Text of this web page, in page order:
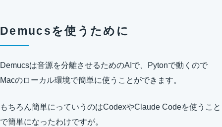
Demucsを使うために
Demucsは音源を分離させるためのAIで、Pytonで動くので
Macのローカル環境で簡単に使うことができます。
もちろん簡単にっていうのはCodexやClaude Codeを使うこと
で簡単になったわけですが。